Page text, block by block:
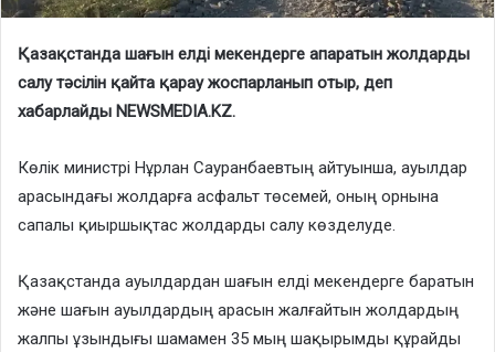
Қазақстанда шағын елді мекендерге апаратын жолдарды
салу тәсілін қайта қарау жоспарланып отыр, деп
хабарлайды NEWSMEDIA.KZ.
Көлік министрі Нұрлан Сауранбаевтың айтуынша, ауылдар
арасындағы жолдарға асфальт төсемей, оның орнына
сапалы қиыршықтас жолдарды салу көзделуде.
Қазақстанда ауылдардан шағын елді мекендерге баратын
және шағын ауылдардың арасын жалғайтын жолдардың
жалпы ұзындығы шамамен 35 мың шақырымды құрайды